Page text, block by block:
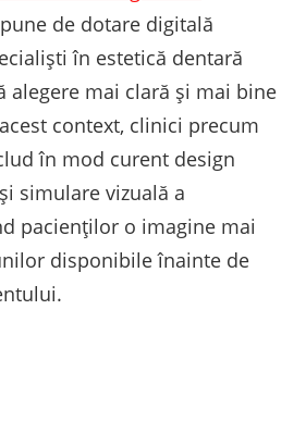
de dotare digitală
în estetică dentară
alegere mai clară și mai bine
context, clinici precum
în mod curent design
simulare vizuală a
pacienților o imagine mai
disponibile înainte de